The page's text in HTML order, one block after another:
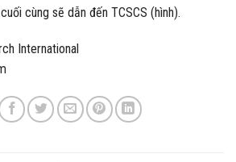
cùng sẽ dẫn đến TCSCS (hình).
International